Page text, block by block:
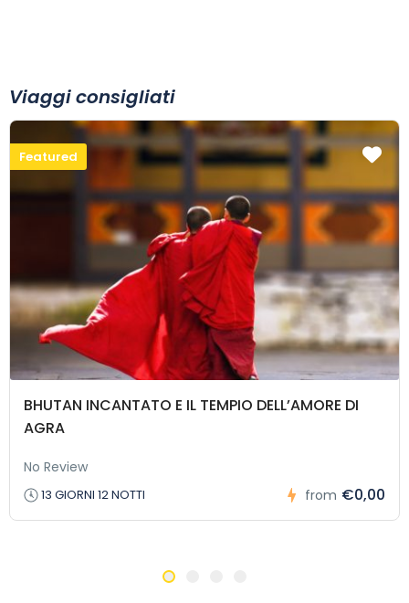
Viaggi consigliati
Featured
BHUTAN INCANTATO E IL TEMPIO DELL’AMORE DI
AGRA
No Review
13 GIORNI 12 NOTTI from €0,00